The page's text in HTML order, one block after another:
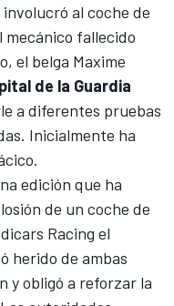
al coche de
mecánico fallecido
el belga Maxime
de la Guardia
a diferentes pruebas
Inicialmente ha
edición que ha
de un coche de
Racing el
herido de ambas
y obligó a reforzar la